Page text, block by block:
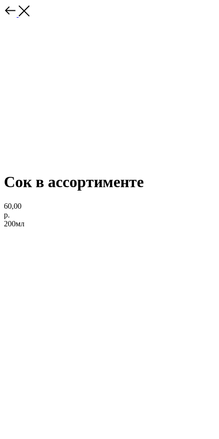
Сок в ассортименте
60,00
р.
200мл